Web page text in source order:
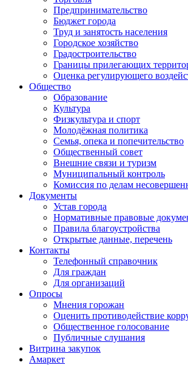
Предпринимательство
Бюджет города
Труд и занятость населения
Городское хозяйство
Градостроительство
Границы прилегающих
Оценка регулирующего
Общество
Образование
Культура
Физкультура и спорт
Молодёжная политика
Семья, опека и попечительство
Общественный совет
Внешние связи и туризм
Муниципальный контроль
Комиссия по делам
Документы
Устав города
Нормативные правовые
Правила благоустройства
Открытые данные, перечень
Контакты
Телефонный справочник
Для граждан
Для организаций
Опросы
Мнения горожан
Оценить противодействие
Общественное голосование
Публичные слушания
Витрина закупок
Амаркет